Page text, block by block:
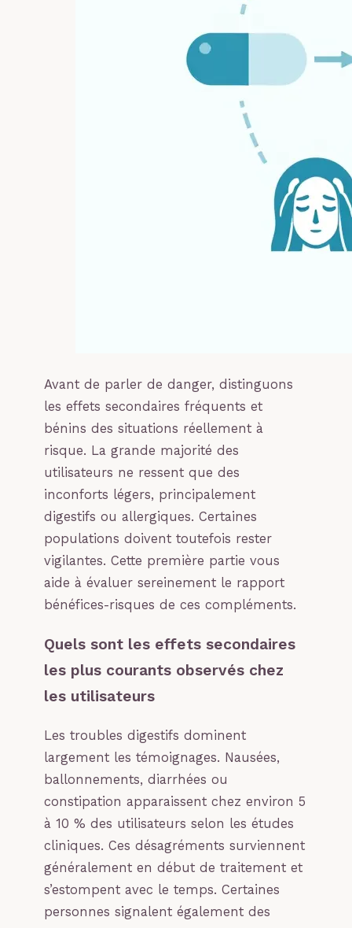
Avant de parler de danger, distinguons
les effets secondaires fréquents et
bénins des situations réellement à
risque. La grande majorité des
utilisateurs ne ressent que des
inconforts légers, principalement
digestifs ou allergiques. Certaines
populations doivent toutefois rester
vigilantes. Cette première partie vous
aide à évaluer sereinement le rapport
bénéfices-risques de ces compléments.
Quels sont les effets secondaires
les plus courants observés chez
les utilisateurs
Les troubles digestifs dominent
largement les témoignages. Nausées,
ballonnements, diarrhées ou
constipation apparaissent chez environ 5
à 10 % des utilisateurs selon les études
cliniques. Ces désagréments surviennent
généralement en début de traitement et
s’estompent avec le temps. Certaines
personnes signalent également des